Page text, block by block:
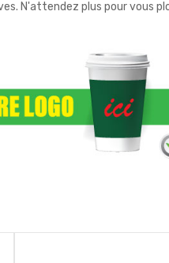
N'attendez plus pour vous